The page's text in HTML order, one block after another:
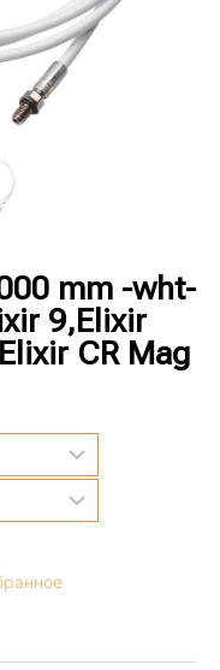
mm -wht-
9,Elixir
CR Mag